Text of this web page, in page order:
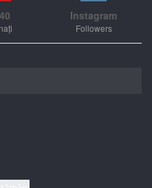
Instagram
Followers